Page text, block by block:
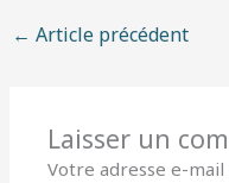
← Article précédent
Laisser un
Votre adresse e-